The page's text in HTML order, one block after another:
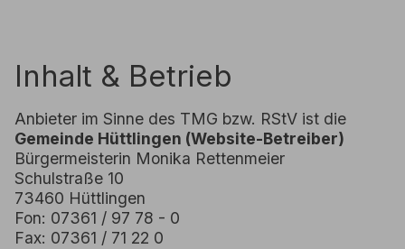
Inhalt & Betrieb
Anbieter im Sinne des TMG bzw. RStV ist die
Gemeinde Hüttlingen (Website-Betreiber)
Bürgermeisterin Monika Rettenmeier
Schulstraße 10
73460 Hüttlingen
Fon: 07361 / 97 78 - 0
Fax: 07361 / 71 22 0